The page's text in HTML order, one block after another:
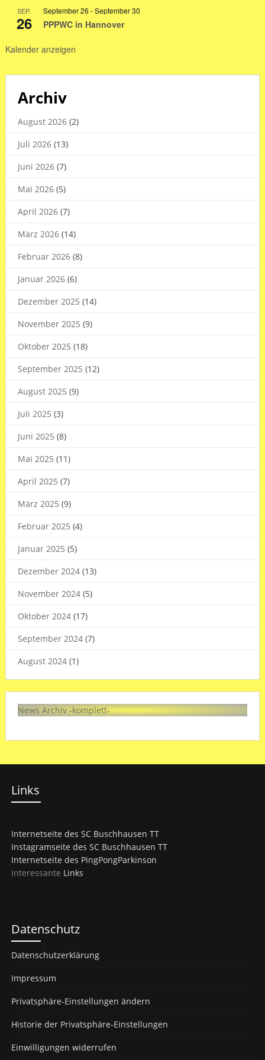
2026
SEP.
26
September 26 -September 30
PPPWC in Hannover
Kalender anzeigen
Archiv
August 2026(2)
Juli 2026(13)
Juni 2026(7)
Mai 2026(5)
April 2026(7)
März 2026(14)
Februar 2026(8)
Januar 2026(6)
Dezember 2025 (14)
November 2025 (9)
Oktober 2025 (18)
September 2025 (12)
August 2025 (9)
Juli 2025 (3)
Juni 2025 (8)
Mai 2025 (11)
April 2025 (7)
März 2025 (9)
Februar 2025 (4)
Januar 2025 (5)
Dezember 2024(13)
November 2024(5)
Oktober 2024(17)
September 2024(7)
August 2024(1)
News Archiv -komplett-
Links
Internetseite des SC Buschhausen TT
Instagramseite des SC Buschhausen TT
Internetseite des PingPongParkinson
interessante Links
Datenschutz
Datenschutzerklärung
Impressum
Privatsphäre-Einstellungen ändern
Historie der Privatsphäre-Einstellungen
Einwilligungen widerrufen